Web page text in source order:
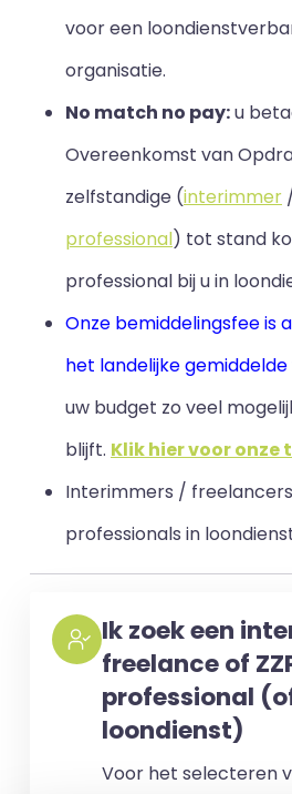
voor een
organisatie.
No match no pay:u
Overeenkomst van
zelfstandige (interimmer
professional) tot stand
professional bij u in
Onze bemiddelingsfee is
het landelijke gemiddelde
uw budget zo veel
blijft. Klik hier voor onze
Interimmers /
professionals in
Ik zoek een
freelance of
professional
loondienst)
Voor het selecteren